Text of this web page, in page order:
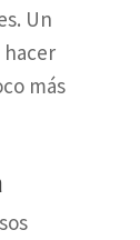
Un
más